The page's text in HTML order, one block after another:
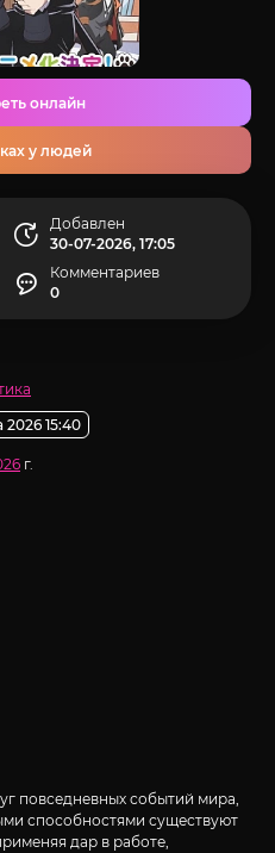
онлайн
у людей
Добавлен
30-07-2026, 17:05
Комментариев
0
2026 15:40
г.
повседневных событий мира,
способностями существуют
дар в работе,